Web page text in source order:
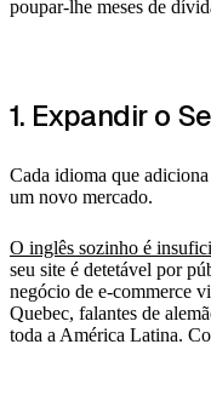
poupar-lhe meses de
1. Expandir o
Cada idioma que
um novo mercado.
O inglês sozinho é
seu site é detetável por
negócio de e-commerce
Quebec, falantes de
toda a América Latina.